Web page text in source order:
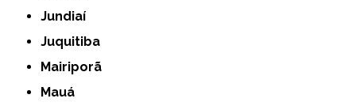
Jundiaí
Juquitiba
Mairiporã
Mauá